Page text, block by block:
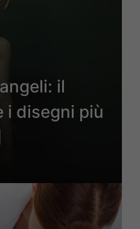
il
i disegni più